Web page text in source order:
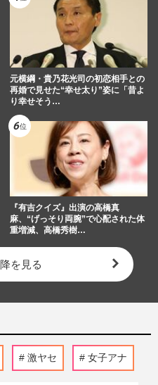
元横綱・貴乃花光司の初恋相手との
再婚で見せた“幸せ太り”姿に「昔よ
り幸せそう…
『有吉クイズ』出演の高橋真
麻、“げっそり両腕”で心配された体
重増減、高橋秀樹…
を見る
激ヤセ 女子アナ